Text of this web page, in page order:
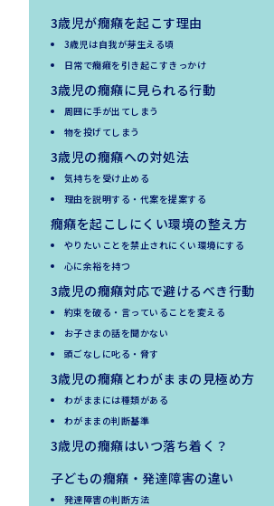
3歳児が癇癪を起こす理由
3歳児は自我が芽生える頃
日常で癇癪を引き起こすきっかけ
3歳児の癇癪に見られる行動
周囲に手が出てしまう
物を投げてしまう
3歳児の癇癪への対処法
気持ちを受け止める
理由を説明する・代案を提案する
癇癪を起こしにくい環境の整え方
やりたいことを禁止されにくい環境にする
心に余裕を持つ
3歳児の癇癪対応で避けるべき行動
約束を破る・言っていることを変える
お子さまの話を聞かない
頭ごなしに叱る・脅す
3歳児の癇癪とわがままの見極め方
わがままには種類がある
わがままの判断基準
3歳児の癇癪はいつ落ち着く？
子どもの癇癪・発達障害の違い
発達障害の判断方法